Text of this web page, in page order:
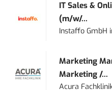
IT Sales &
(m/w/...
Instaffo GmbH
Marketing
Marketing /...
Acura